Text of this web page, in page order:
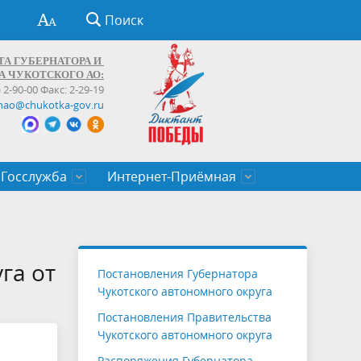
Поиск
ГУБЕРНАТОРА И
ЧУКОТСКОГО АО:
2-90-00 Факс: 2-29-19
gov.ru
Госслужба
служащих Чукотского автономного
Интернет-Приёмная
от
Постановления Губернатора
Чукотского автономного округа
Постановления Правительства
Чукотского автономного округа